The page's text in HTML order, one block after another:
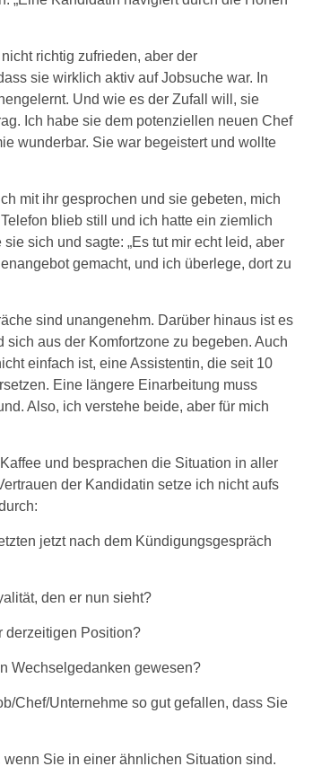
richtig zufrieden, aber der
sie wirklich aktiv auf Jobsuche war. In
Und wie es der Zufall will, sie
Ich habe sie dem potenziellen neuen Chef
wunderbar. Sie war begeistert und wollte
mit ihr gesprochen und sie gebeten, mich
blieb still und ich hatte ein ziemlich
sich und sagte: „Es tut mir echt leid, aber
gemacht, und ich überlege, dort zu
sind unangenehm. Darüber hinaus ist es
aus der Komfortzone zu begeben. Auch
einfach ist, eine Assistentin, die seit 10
Eine längere Einarbeitung muss
Also, ich verstehe beide, aber für mich
und besprachen die Situation in aller
der Kandidatin setze ich nicht aufs
jetzt nach dem Kündigungsgespräch
den er nun sieht?
derzeitigen Position?
Wechselgedanken gewesen?
Chef/Unternehme so gut gefallen, dass Sie
Sie in einer ähnlichen Situation sind.